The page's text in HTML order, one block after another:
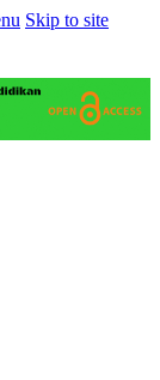
Skip to site